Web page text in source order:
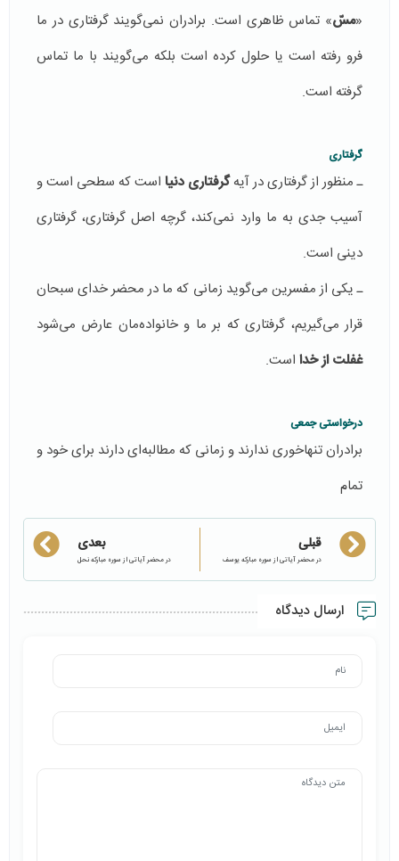
«مسّ» تماس ظاهری است. برادران نمی‌گویند گرفتاری در ما
فرو رفته است یا حلول کرده است بلکه می‌گویند با ما تماس
گرفته است.
گرفتاری
ـ منظور از گرفتاری در آیهگرفتاری دنیا است که سطحی است و
آسیب جدی به ما وارد نمی‌کند، گرچه اصل گرفتاری، گرفتاری
دینی است.
ـ یکی از مفسرین می‌گوید زمانی ‌که ما در محضر خدای سبحان
قرار می‌گیریم، گرفتاری که بر ما و خانواده‌مان عارض می‌شود
غفلت از خدا است.
درخواستی جمعی
برادران تنها‌خوری ندارند و زمانی که مطالبه‌ای دارند برای خود و
تمام
قبلی
در محضر آیاتی از سوره مبارکه یوسف
بعدی
در محضر آیاتی از سوره مبارکه نحل
ارسال دیدگاه